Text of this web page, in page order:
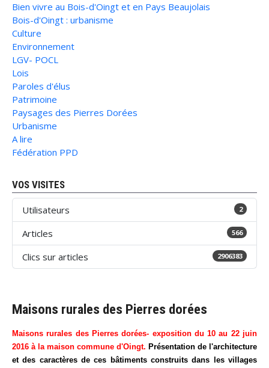
Bien vivre au Bois-d'Oingt et en Pays Beaujolais
Bois-d'Oingt : urbanisme
Culture
Environnement
LGV- POCL
Lois
Paroles d'élus
Patrimoine
Paysages des Pierres Dorées
Urbanisme
A lire
Fédération PPD
VOS VISITES
Utilisateurs 2
Articles 566
Clics sur articles 2906383
Maisons rurales des Pierres dorées
Maisons rurales des Pierres dorées- exposition du 10 au 22 juin
2016 à la maison commune d'Oingt. Présentation de l'architecture
et des caractères de ces bâtiments construits dans les villages